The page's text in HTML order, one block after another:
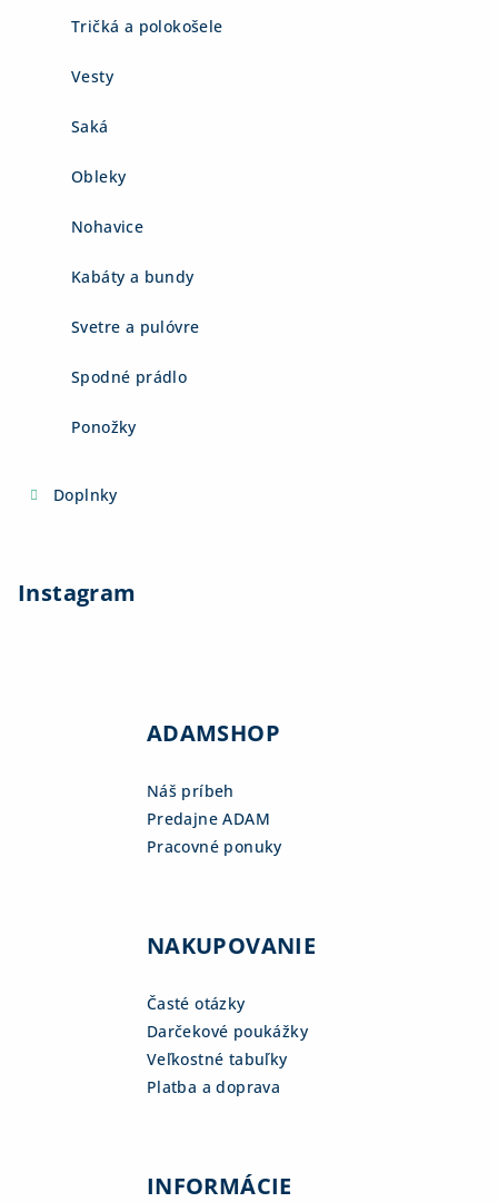
Tričká a polokošele
Vesty
Saká
Obleky
Nohavice
Kabáty a bundy
Svetre a pulóvre
Spodné prádlo
Ponožky
Doplnky
Instagram
ADAMSHOP
Náš príbeh
Predajne ADAM
Pracovné ponuky
NAKUPOVANIE
Časté otázky
Darčekové poukážky
Veľkostné tabuľky
Platba a doprava
INFORMÁCIE